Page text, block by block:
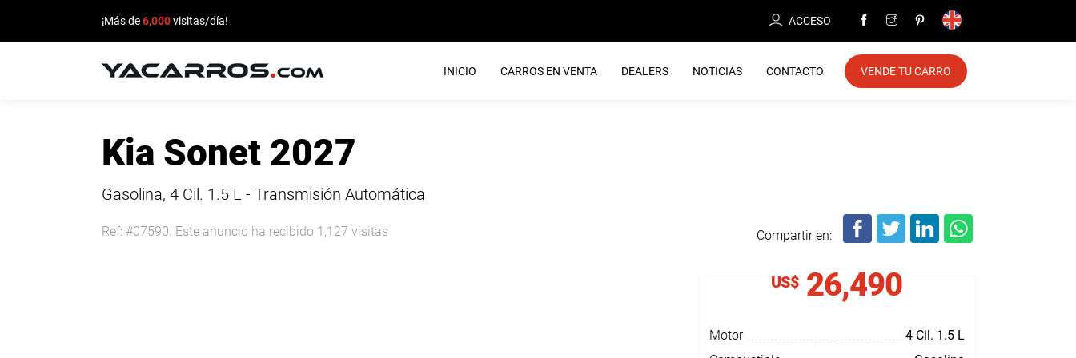
¡Más de6,000visitas/día! ACCESO
INICIO CARROS EN VENTA DEALERS NOTICIAS CONTACTO VENDE TU CARRO
Kia Sonet 2027
Gasolina, 4 Cil. 1.5 L - Transmisión Automática
Ref: #07590. Este anuncio ha recibido 1,127 visitas Compartir en:
US$ 26,490
Motor 4 Cil. 1.5 L